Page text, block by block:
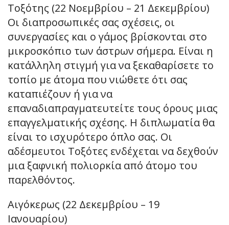
Τοξότης (22 Νοεμβρίου – 21 Δεκεμβρίου)
Οι διαπροσωπικές σας σχέσεις, οι
συνεργασίες και ο γάμος βρίσκονται στο
μικροσκόπιο των άστρων σήμερα. Είναι η
κατάλληλη στιγμή για να ξεκαθαρίσετε το
τοπίο με άτομα που νιώθετε ότι σας
καταπιέζουν ή για να
επαναδιαπραγματευτείτε τους όρους μιας
επαγγελματικής σχέσης. Η διπλωματία θα
είναι το ισχυρότερο όπλο σας. Οι
αδέσμευτοι Τοξότες ενδέχεται να δεχθούν
μια ξαφνική πολιορκία από άτομο του
παρελθόντος.
Αιγόκερως (22 Δεκεμβρίου – 19
Ιανουαρίου)